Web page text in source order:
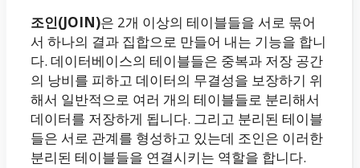
조인(JOIN)은 2개 이상의 테이블들을 서로 묶어
서 하나의 결과 집합으로 만들어 내는 기능을 합니
다. 데이터베이스의 테이블들은 중복과 저장 공간
의 낭비를 피하고 데이터의 무결성을 보장하기 위
해서 일반적으로 여러 개의 테이블들로 분리해서
데이터를 저장하게 됩니다. 그리고 분리된 테이블
들은 서로 관계를 형성하고 있는데 조인은 이러한
분리된 테이블들을 연결시키는 역할을 합니다.